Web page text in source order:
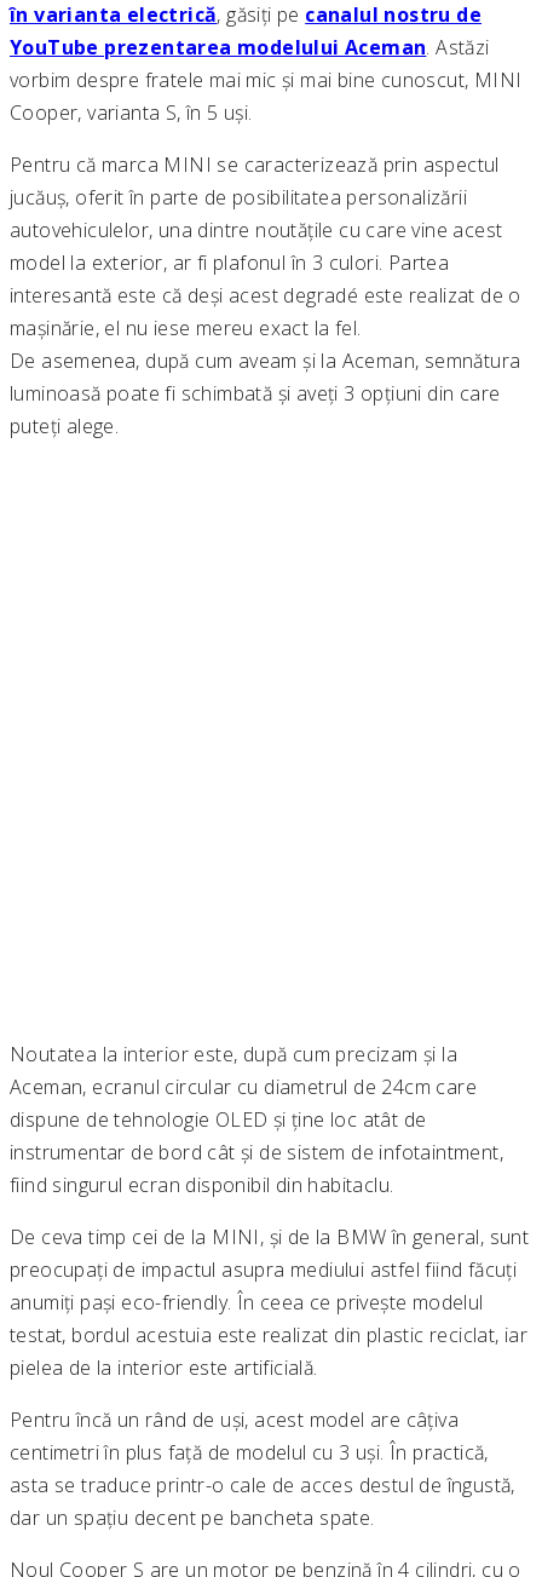
în varianta electrică, găsiți pe canalul nostru de
YouTube prezentarea modelului Aceman. Astăzi
vorbim despre fratele mai mic și mai bine cunoscut, MINI
Cooper, varianta S, în 5 uși.
Pentru că marca MINI se caracterizează prin aspectul
jucăuș, oferit în parte de posibilitatea personalizării
autovehiculelor, una dintre noutățile cu care vine acest
model la exterior, ar fi plafonul în 3 culori. Partea
interesantă este că deși acest degradé este realizat de o
mașinărie, el nu iese mereu exact la fel.
De asemenea, după cum aveam și la Aceman, semnătura
luminoasă poate fi schimbată și aveți 3 opțiuni din care
puteți alege.
Noutatea la interior este, după cum precizam și la
Aceman, ecranul circular cu diametrul de 24cm care
dispune de tehnologie OLED și ține loc atât de
instrumentar de bord cât și de sistem de infotaintment,
fiind singurul ecran disponibil din habitaclu.
De ceva timp cei de la MINI, și de la BMW în general, sunt
preocupați de impactul asupra mediului astfel fiind făcuți
anumiți pași eco-friendly. În ceea ce privește modelul
testat, bordul acestuia este realizat din plastic reciclat, iar
pielea de la interior este artificială.
Pentru încă un rând de uși, acest model are câțiva
centimetri în plus față de modelul cu 3 uși. În practică,
asta se traduce printr-o cale de acces destul de îngustă,
dar un spațiu decent pe bancheta spate.
Noul Cooper S are un motor pe benzină în 4 cilindri, cu o